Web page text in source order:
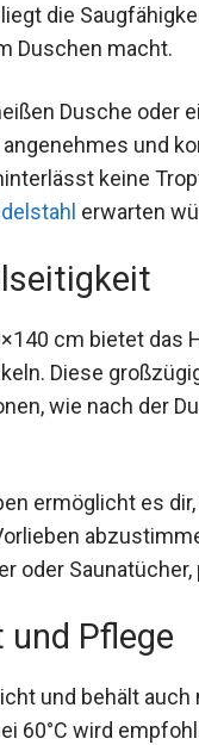
die
Duschen macht.
Dusche
und
keine
erwarten
cm bietet das
Diese
wie nach der
ermöglicht es
oder
Pflege
und behält
60°C wird